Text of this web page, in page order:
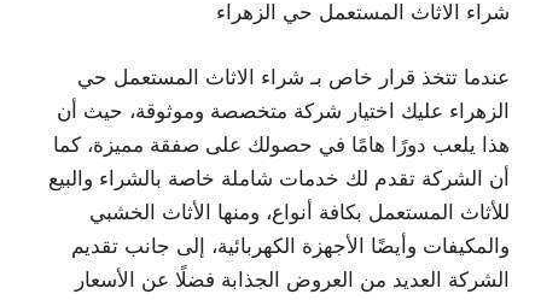
شراء الاثاث المستعمل حي الزهراء
عندما تتخذ قرار خاص بـ شراء الاثاث المستعمل حي
الزهراء عليك اختيار شركة متخصصة وموثوقة، حيث أن
هذا يلعب دورًا هامًا في حصولك على صفقة مميزة، كما
أن الشركة تقدم لك خدمات شاملة خاصة بالشراء والبيع
للأثاث المستعمل بكافة أنواع، ومنها الأثاث الخشبي
والمكيفات وأيضًا الأجهزة الكهربائية، إلى جانب تقديم
الشركة العديد من العروض الجذابة فضلًا عن الأسعار